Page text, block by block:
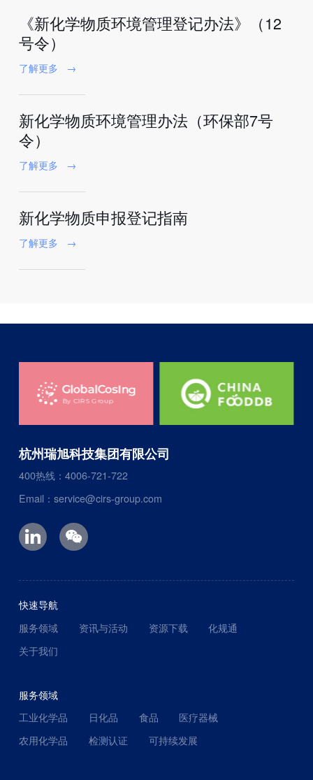
《新化学物质环境管理登记办法》（12
号令）
了解更多 →
新化学物质环境管理办法（环保部7号
令）
了解更多 →
新化学物质申报登记指南
了解更多 →
杭州瑞旭科技集团有限公司
400热线：4006-721-722
Email：service@cirs-group.com
快速导航
服务领域
资讯与活动 资源下载
化规通
关于我们
服务领域
工业化学品
日化品 食品
医疗器械
农用化学品
检测认证 可持续发展